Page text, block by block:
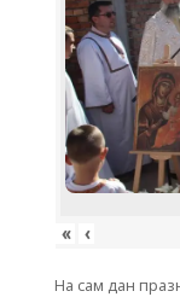
« ‹
На сам дан